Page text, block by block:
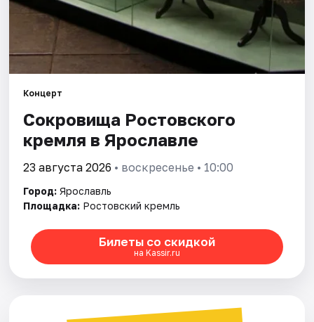
Концерт
Сокровища Ростовского
кремля в Ярославле
23 августа 2026 • воскресенье • 10:00
Город: Ярославль
Площадка: Ростовский кремль
Билеты со скидкой
на Kassir.ru